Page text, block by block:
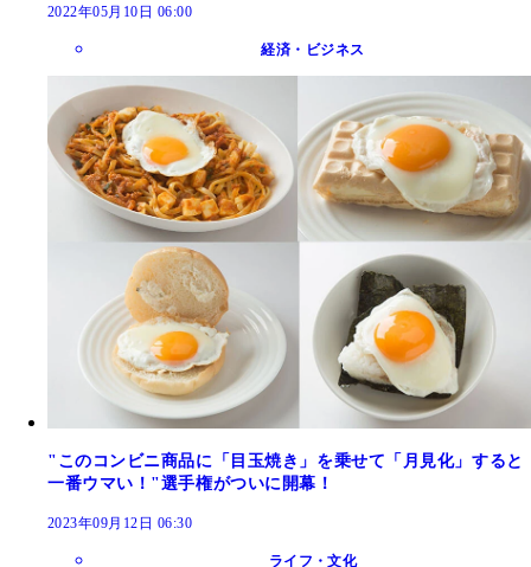
2022年05月10日 06:00
経済・ビジネス
"このコンビニ商品に「目玉焼き」を乗せて「月見化」すると
一番ウマい！"選手権がついに開幕！
2023年09月12日 06:30
ライフ・文化